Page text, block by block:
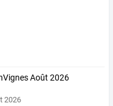
Août 2026
2026